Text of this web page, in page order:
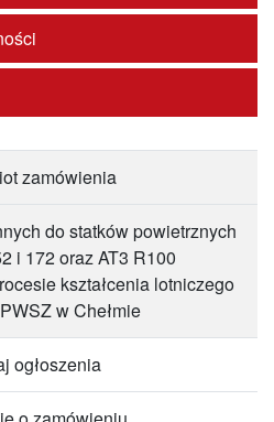
zamówienia
do statków powietrznych
i 172 oraz AT3 R100
kształcenia lotniczego
w Chełmie
ogłoszenia